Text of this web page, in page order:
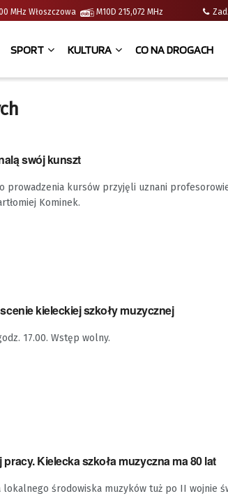
MHz Włoszczowa M10D 215,072 MHz
SPORT KULTURA CO NA DROGACH
swój kunszt
prowadzenia kursów przyjęli uznani
Kominek.
kieleckiej szkoły muzycznej
17.00. Wstęp wolny.
Kielecka szkoła muzyczna ma 80 lat
lokalnego środowiska muzyków tuż po II wojnie